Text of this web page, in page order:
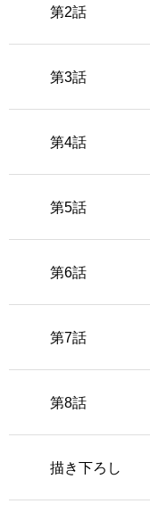
第2話
第3話
第4話
第5話
第6話
第7話
第8話
描き下ろし